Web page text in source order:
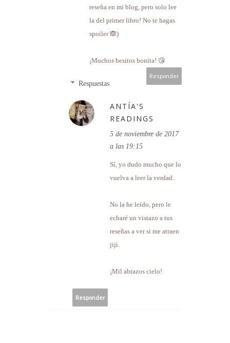
reseña en mi blog, pero solo lee
la del primer libro! No te hagas
spoiler 🙈)
¡Muchos besitos bonita! 😘
Responder
Respuestas
ANTÍA'S
READINGS
5 de noviembre de 2017
a las 19:15
Sí, yo dudo mucho que lo
vuelva a leer la verdad.
No la he leído, pero le
echaré un vistazo a tus
reseñas a ver si me atraen
jiji.
¡Mil abrazos cielo!
Responder